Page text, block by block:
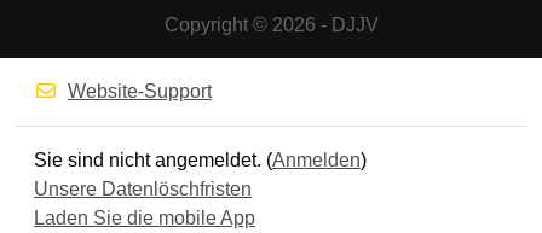
Copyright © 2026 - DJJV
Website-Support
Sie sind nicht angemeldet. (Anmelden)
Unsere Datenlöschfristen
Laden Sie die mobile App